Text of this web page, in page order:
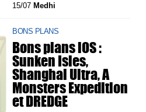
15/07 Medhi
BONS PLANS
Bons plans iOS :
Sunken Isles,
Shanghai Ultra, A
Monsters Expedition
et DREDGE